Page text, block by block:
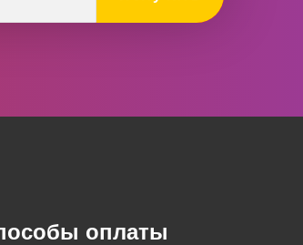
оплаты